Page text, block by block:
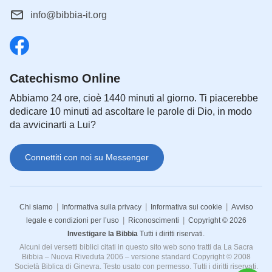
non sarebbe stato approvato da Dio e che sarebbe
stato consegnato a Satana anche se amava Dio;
mantenne ancora la sua devozione e amore per
Dio. Alla fine fu crocifisso a testa in giù per il
obbedito fino alla morte. Ha reso una testimonianza
forte e risonante per Dio, è stato reso perfetto da
Lui ed è diventato un esempio a cui aspirare per
tutti coloro che amano Dio.
Le domande ripetute tre volte del Signore Gesù a
Pietro: “Mi ami?” lo hanno motivato a iniziare il suo
percorso di amare Dio al massimo grado, e alla fine
è stato approvato e benedetto da Lui. Allo stesso
modo, se possiamo emulare Pietro e perseguire di
info@bibbia-it.org
Catechismo Online
Abbiamo 24 ore, cioè 1440 minuti al giorno. Ti piacerebbe
dedicare 10 minuti ad ascoltare le parole di Dio, in modo
da avvicinarti a Lui?
Connettiti con noi su Messenger
Chi siamo Informativa sulla privacy Informativa sui cookie
Avviso
legale e condizioni per l’uso
Riconoscimenti
Copyright © 2026
Investigare la Bibbia Tutti i diritti riservati.
Alcuni dei versetti biblici citati in questo sito web sono tratti da La Sacra
Bibbia – Nuova Riveduta 2006 – versione standard Copyright © 2008
Società Biblica di Ginevra. Testo usato con permesso. Tutti i diritti riservati.